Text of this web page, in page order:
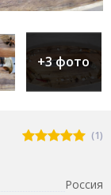
+3 фото
(1)
Россия